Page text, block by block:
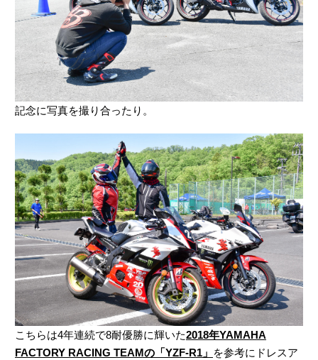
記念に写真を撮り合ったり。
こちらは4年連続で8耐優勝に輝いた2018年YAMAHA
FACTORY RACING TEAMの「YZF-R1」 を参考にドレスア